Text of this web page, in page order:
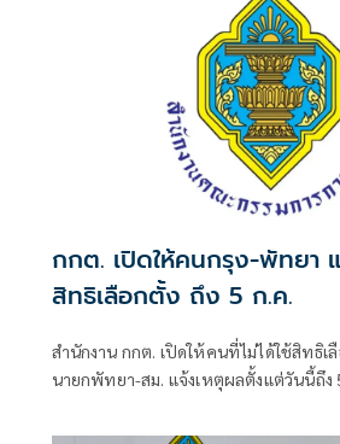
กกต. เปิดให้คนกรุง-พัทยา แ
สิทธิเลือกตั้ง ถึง 5 ก.ค.
สำนักงาน กกต. เปิดให้คนที่ไม่ได้ใช้สิทธิเ
นายกพัทยา-สม. แจ้งเหตุผลตั้งแต่วันนี้ถึง